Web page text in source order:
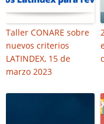
Taller CONARE sobre
nuevos criterios
LATINDEX, 15 de
marzo 2023